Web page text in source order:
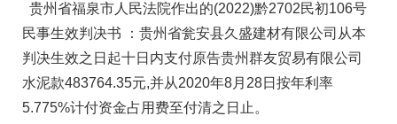
贵州省福泉市人民法院作出的(2022)黔2702民初106号
民事生效判决书 ：贵州省瓮安县久盛建材有限公司从本
判决生效之日起十日内支付原告贵州群友贸易有限公司
水泥款483764.35元,并从2020年8月28日按年利率
5.775%计付资金占用费至付清之日止。